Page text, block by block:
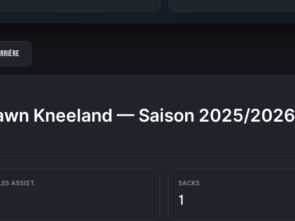
Kneeland — Saison 2025/2026
ASSIST. SACKS
1